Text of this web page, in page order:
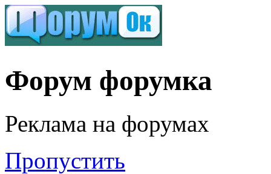
Форум форумка
Реклама на форумах
Пропустить